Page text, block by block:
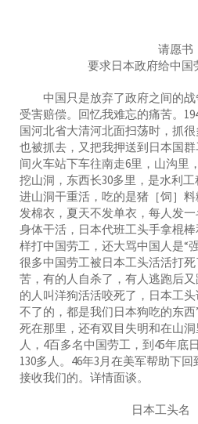
请愿书
要求日本政府给中国
中国只是放弃了政府之间的战
受害赔偿。回忆我难忘的痛苦。
国河北省大清河北面扫荡时，抓
也被抓去，又把我押送到日本国
间火车站下车往南走6里，山沟里
挖山洞，东西长30多里，是水利
进山洞干重活，吃的是猪［饲］
发棉衣，夏天不发单衣，每人发
身体干活，日本代班工头手拿棍
样打中国劳工，还大骂中国人是“
很多中国劳工被日本工头活活打
苦，有的人自杀了，有人逃跑后
的人叫洋狗活活咬死了，日本工
不了的，都是我们日本狗吃的东
死在那里，还有双目失明和在山
人，4百多名中国劳工，到45年底
130多人。46年3月在美军帮助下
接收我们的。详情面谈。
日本工头名